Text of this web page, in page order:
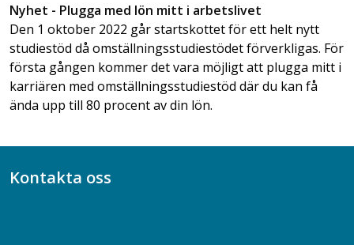
Nyhet - Plugga med lön mitt i arbetslivet
Den 1 oktober 2022 går startskottet för ett helt nytt
studiestöd då omställningsstudiestödet förverkligas. För
första gången kommer det vara möjligt att plugga mitt i
karriären med omställningsstudiestöd där du kan få
ända upp till 80 procent av din lön.
Kontakta oss